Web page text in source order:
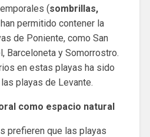
(sombrillas,
permitido contener la
de Poniente, como San
Barceloneta y Somorrostro.
en estas playas ha sido
playas de Levante.
como espacio natural
prefieren que las playas